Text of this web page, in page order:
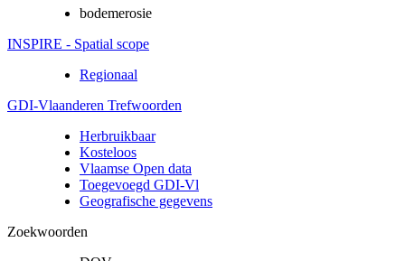
bodemerosie
INSPIRE - Spatial scope
Regionaal
GDI-Vlaanderen Trefwoorden
Herbruikbaar
Kosteloos
Vlaamse Open data
Toegevoegd GDI-Vl
Geografische gegevens
Zoekwoorden